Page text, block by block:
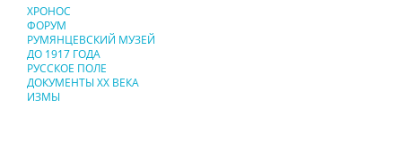
ХРОНОС
ФОРУМ
РУМЯНЦЕВСКИЙ МУЗЕЙ
ДО 1917 ГОДА
РУССКОЕ ПОЛЕ
ДОКУМЕНТЫ XX ВЕКА
ИЗМЫ